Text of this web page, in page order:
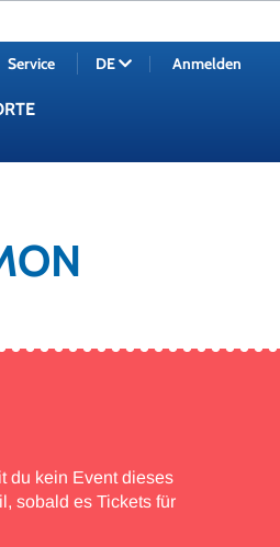
Service DE Anmelden
du kein Event dieses
sobald es Tickets für